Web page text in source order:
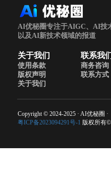
AI优秘圈专注于AIGC、AI技
以及AI新技术领域的报道
关于我们
使用条款
版权声明
关于我们
联系我
商务咨询
联系方式
Copyright © 2024-2025 · AI优秘圈 ·
粤ICP备2023094291号-1 版权所有